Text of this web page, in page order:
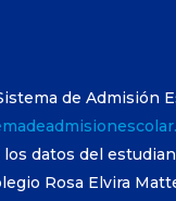
de Admisión
datos del
Rosa Elvira